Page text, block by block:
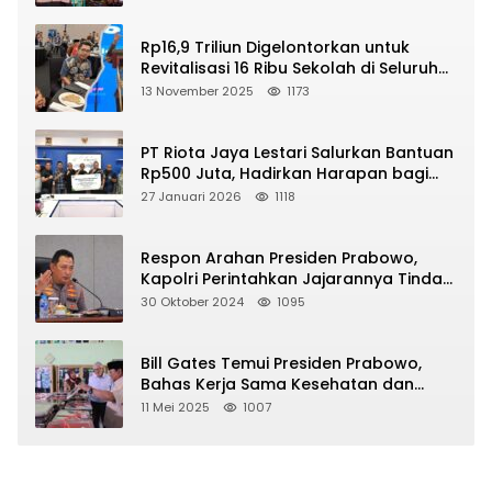
Rp16,9 Triliun Digelontorkan untuk
Revitalisasi 16 Ribu Sekolah di Seluruh
Indonesia
13 November 2025 1173
PT Riota Jaya Lestari Salurkan Bantuan
Rp500 Juta, Hadirkan Harapan bagi
Korban Bencana di Sumatera
27 Januari 2026 1118
Respon Arahan Presiden Prabowo,
Kapolri Perintahkan Jajarannya Tindak
Tegas Pelaku Judi Online
30 Oktober 2024 1095
Bill Gates Temui Presiden Prabowo,
Bahas Kerja Sama Kesehatan dan
Program Makan Bergizi Gratis
11 Mei 2025 1007